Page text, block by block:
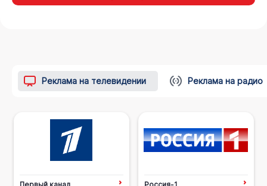
Реклама на телевидении Реклама на радио